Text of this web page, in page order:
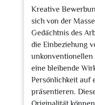
Kreative
sich von der
Gedächtnis des
die Einbeziehung
unkonventionellen
eine bleibende
Persönlichkeit auf
präsentieren.